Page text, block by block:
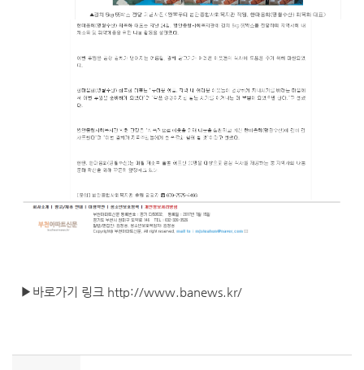
▶바로가기 링크 http://www.banews.kr/